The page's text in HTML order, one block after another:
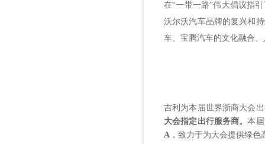
在“一带一路”伟大倡议指
沃尔沃汽车品牌的复兴和
车、宝腾汽车的文化融合
吉利为本届世界浙商大会
大会指定出行服务商。本
A ，致力于为大会提供绿